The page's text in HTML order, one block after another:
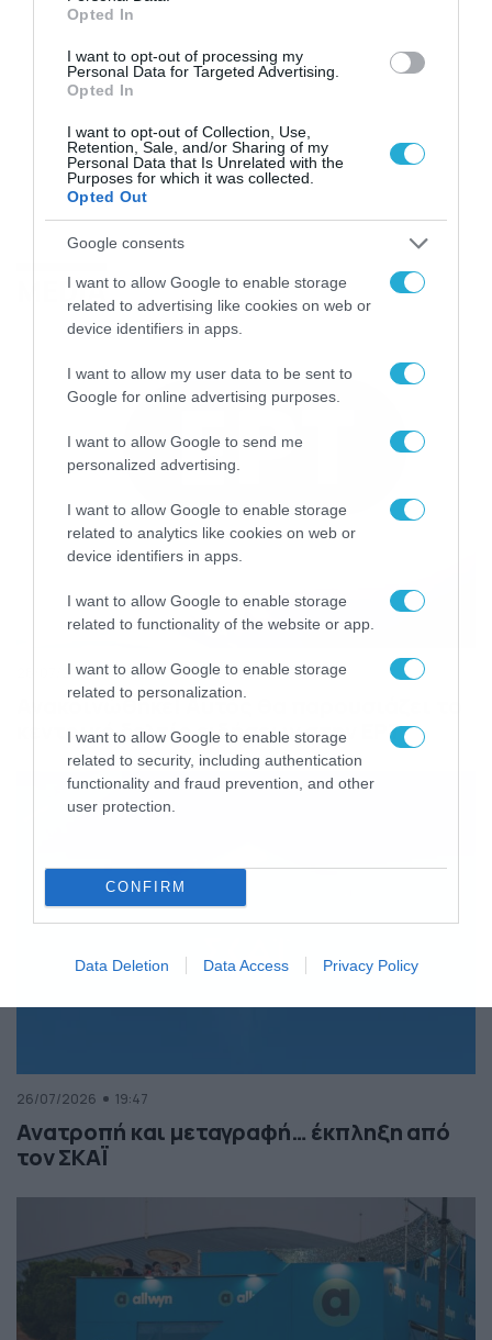
Opted In
I want to opt-out of processing my
Personal Data for Targeted Advertising.
Opted In
I want to opt-out of Collection, Use,
Retention, Sale, and/or Sharing of my
Personal Data that Is Unrelated with the
Purposes for which it was collected.
Opted Out
Google consents
I want to allow Google to enable storage
related to advertising like cookies on web or
device identifiers in apps.
I want to allow my user data to be sent to
Google for online advertising purposes.
I want to allow Google to send me
personalized advertising.
I want to allow Google to enable storage
related to analytics like cookies on web or
device identifiers in apps.
I want to allow Google to enable storage
related to functionality of the website or app.
I want to allow Google to enable storage
related to personalization.
I want to allow Google to enable storage
related to security, including authentication
functionality and fraud prevention, and other
user protection.
CONFIRM
Data Deletion Data Access Privacy Policy
MEDIA
28/07/2026 22:51
Ανακοινώθηκε! Αυτός θα παρουσιάζει το
κεντρικό δελτίο ειδήσεων στην ΕΡΤ
26/07/2026 19:47
Ανατροπή και μεταγραφή… έκπληξη από
τον ΣΚΑΪ